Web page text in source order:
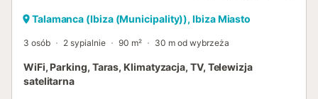
Talamanca (Ibiza (Municipality)), Ibiza Miasto
3 osób 2 sypialnie 90 m² 30 m od wybrzeża
WiFi, Parking, Taras, Klimatyzacja, TV, Telewizja
satelitarna